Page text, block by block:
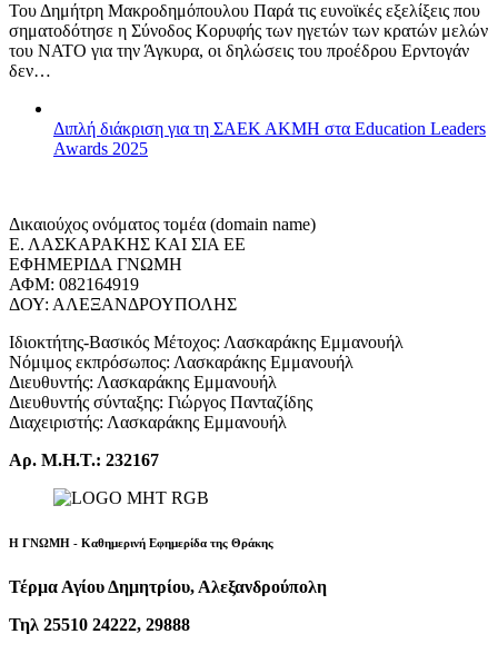
Του Δημήτρη Μακροδημόπουλου Παρά τις ευνοϊκές εξελίξεις που
σηματοδότησε η Σύνοδος Κορυφής των ηγετών των κρατών μελών
του ΝΑΤΟ για την Άγκυρα, οι δηλώσεις του προέδρου Ερντογάν
δεν…
Διπλή διάκριση για τη ΣΑΕΚ ΑΚΜΗ στα Education Leaders
Awards 2025
Δικαιούχος ονόματος τομέα (domain name)
Ε. ΛΑΣΚΑΡΑΚΗΣ ΚΑΙ ΣΙΑ ΕΕ
ΕΦΗΜΕΡΙΔΑ ΓΝΩΜΗ
ΑΦΜ: 082164919
ΔΟΥ: ΑΛΕΞΑΝΔΡΟΥΠΟΛΗΣ
Ιδιοκτήτης-Βασικός Μέτοχος: Λασκαράκης Εμμανουήλ
Νόμιμος εκπρόσωπος: Λασκαράκης Εμμανουήλ
Διευθυντής: Λασκαράκης Εμμανουήλ
Διευθυντής σύνταξης: Γιώργος Πανταζίδης
Διαχειριστής: Λασκαράκης Εμμανουήλ
Αρ. Μ.Η.Τ.: 232167
Η ΓΝΩΜΗ - Καθημερινή Εφημερίδα της Θράκης
Τέρμα Αγίου Δημητρίου, Αλεξανδρούπολη
Τηλ 25510 24222, 29888